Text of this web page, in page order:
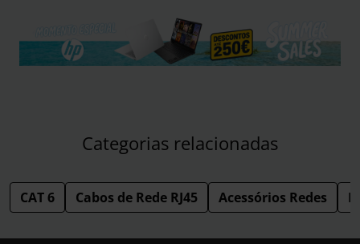
Categorias relacionadas
CAT 6 Cabos de Rede RJ45 Acessórios Redes